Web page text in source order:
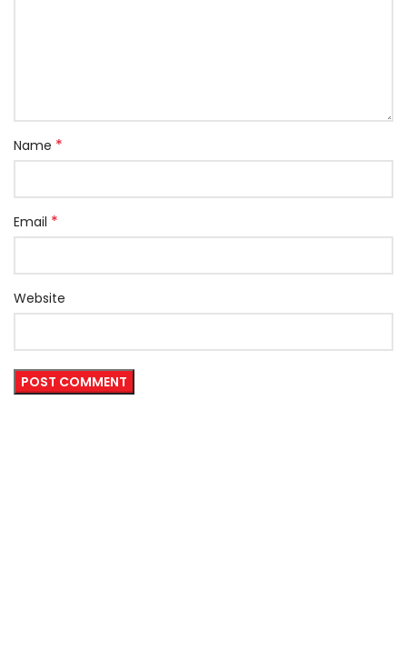
Name *
Email *
Website